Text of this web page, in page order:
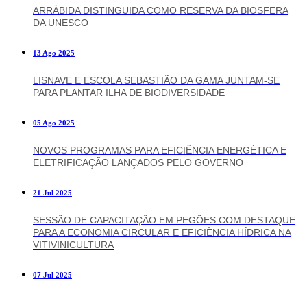
ARRÁBIDA DISTINGUIDA COMO RESERVA DA BIOSFERA
DA UNESCO
13 Ago 2025
LISNAVE E ESCOLA SEBASTIÃO DA GAMA JUNTAM-SE
PARA PLANTAR ILHA DE BIODIVERSIDADE
05 Ago 2025
NOVOS PROGRAMAS PARA EFICIÊNCIA ENERGÉTICA E
ELETRIFICAÇÃO LANÇADOS PELO GOVERNO
21 Jul 2025
SESSÃO DE CAPACITAÇÃO EM PEGÕES COM DESTAQUE
PARA A ECONOMIA CIRCULAR E EFICIÈNCIA HÍDRICA NA
VITIVINICULTURA
07 Jul 2025